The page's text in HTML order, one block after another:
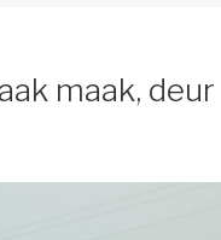
maak, deur